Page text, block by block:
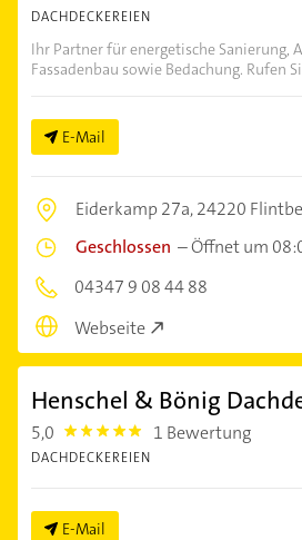
DACHDECKEREIEN
Ihr Partner für energetische Sanierung,
Fassadenbau sowie Bedachung. Rufen
E-Mail
Eiderkamp 27a,24220
Geschlossen –Öffnet um
04347 9 08 44 88
Webseite
Henschel & Bönig
5,0 5.0 1 Bewertung
DACHDECKEREIEN
E-Mail